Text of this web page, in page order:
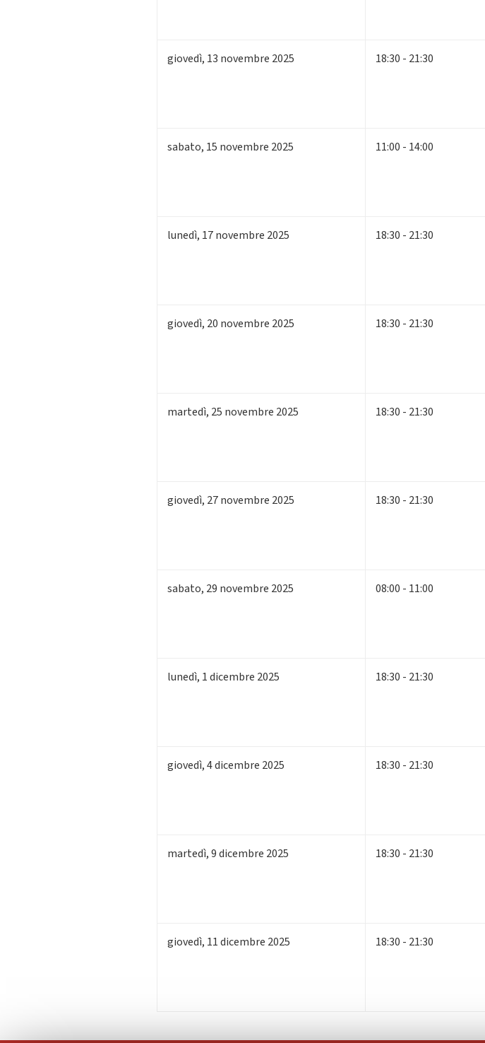
giovedì, 13 novembre 2025 18:30 - 21:30
sabato, 15 novembre 2025 11:00 - 14:00
lunedì, 17novembre 2025 18:30 - 21:30
giovedì, 20 novembre 2025 18:30 - 21:30
martedì, 25 novembre 2025 18:30 - 21:30
giovedì, 27novembre 2025 18:30 - 21:30
sabato, 29 novembre 2025 08:00 - 11:00
lunedì, 1dicembre 2025 18:30 - 21:30
giovedì,4dicembre 2025 18:30 - 21:30
martedì,9dicembre 2025 18:30 - 21:30
giovedì, 11dicembre 2025 18:30 - 21:30